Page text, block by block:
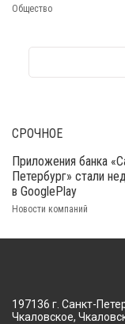
Общество
СРОЧНОЕ
Приложения банка
Петербург» стали
в GooglePlay
Новости компаний
197136 г. Санкт-
Чкаловское,